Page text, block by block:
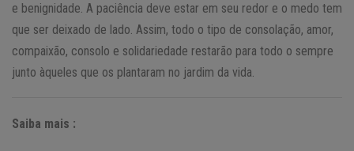
e benignidade. A paciência deve estar em seu redor e o medo tem
que ser deixado de lado. Assim, todo o tipo de consolação, amor,
compaixão, consolo e solidariedade restarão para todo o sempre
junto àqueles que os plantaram no jardim da vida.
Saiba mais :